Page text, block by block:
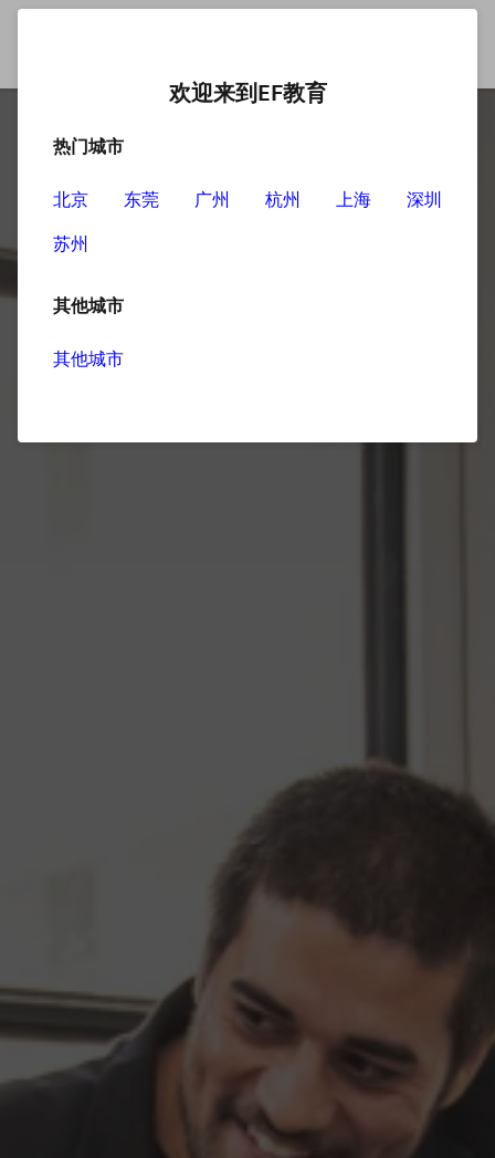
欢迎来到EF教育
热门城市
北京 东莞 广州 杭州 上海
深圳
苏州
其他城市
其他城市